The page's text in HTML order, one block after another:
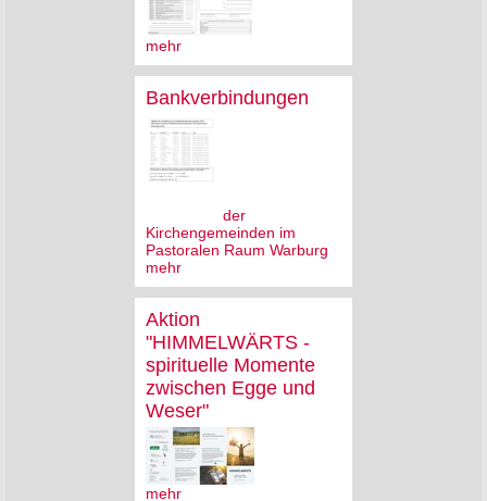
mehr
Bankverbindungen
der
Kirchengemeinden im
Pastoralen Raum Warburg
mehr
Aktion
"HIMMELWÄRTS -
spirituelle Momente
zwischen Egge und
Weser"
mehr